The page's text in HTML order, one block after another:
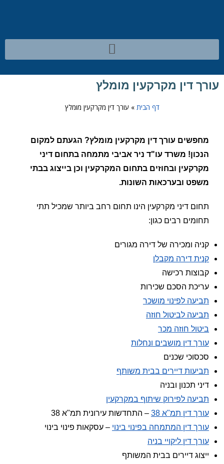
עורך דין מקרקעין מומלץ
דף הבית» עורך דין מקרקעין מומלץ
מחפשים עורך דין מקרקעין מומלץ? הגעתם למקום
הנכון! משרד עו"ד ניר אביבי מתמחה בתחום דיני
מקרקעין ובחוזים בתחום המקרקעין וכן בייצוג בבתי
משפט ובערכאות השונות.
תחום דיני מקרקעין הינו תחום רחב ביותר שמכיל תתי
תחומים רבים כגון:
קניה ומכירה של דירה מגורים
קנית דירה מקבלן
קבוצות רכישה
עריכת הסכם שכירות
תביעה לפינוי מושכר
תביעה לביטול חוזה
ביטול חוזה מכר
עורך דין מושבים ונחלות
סכסוכי שכנים
תביעות דיירים בבית משותף
דיני תכנון ובניה
תביעה לפירוק שיתוף במקרקעין
עורך דין תמ"א 38
– התחדשות עירונית תמ"א 38
עורך דין המתמחה בפינוי בינוי– עסקאות פינוי בינוי
עורך דין ליקויי בניה
ייצוג דיירים בבית המשותף